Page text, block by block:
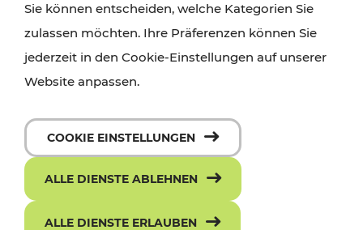
Sie können entscheiden, welche Kategorien Sie
zulassen möchten. Ihre Präferenzen können Sie
jederzeit in den Cookie-Einstellungen auf unserer
Website anpassen.
COOKIE EINSTELLUNGEN
ALLE DIENSTE ABLEHNEN
ALLE DIENSTE ERLAUBEN